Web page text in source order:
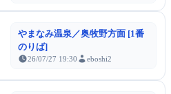
やまなみ温泉／奥牧野方面 [1番
のりば]
26/07/27 19:30 eboshi2